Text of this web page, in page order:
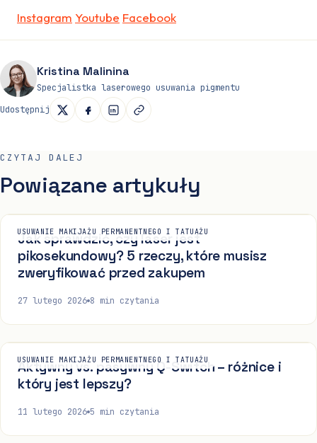
Instagram Youtube Facebook
Kristina Malinina
Specjalistka laserowego usuwania pigmentu
Udostępnij
CZYTAJ DALEJ
Powiązane artykuły
USUWANIE MAKIJAŻU PERMANENTNEGO I TATUAŻU
Jak sprawdzić, czy laser jest
pikosekundowy? 5 rzeczy, które musisz
zweryfikować przed zakupem
27 lutego 2026 8 min czytania
USUWANIE MAKIJAŻU PERMANENTNEGO I TATUAŻU
Aktywny vs. pasywny Q-Switch – różnice i
który jest lepszy?
11 lutego 2026 5 min czytania